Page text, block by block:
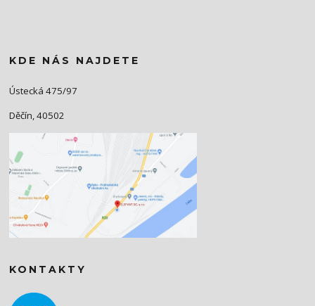
KDE NÁS NAJDETE
Ústecká 475/97
Děčín, 40502
KONTAKTY